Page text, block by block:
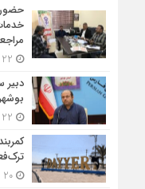
حضور
20 ژوئن 2026 - 20:41